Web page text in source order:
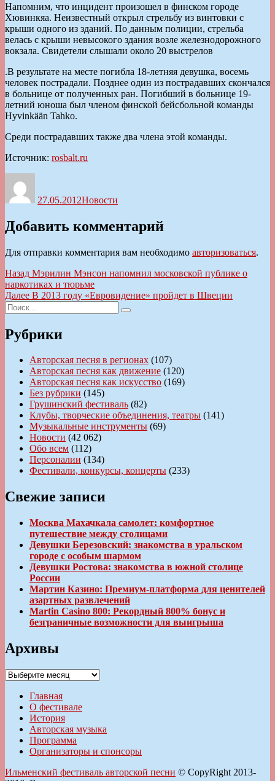
Напомним, что инцидент произошел в финском городе
Хювинкяа. Неизвестный открыл стрельбу из винтовки с
крыши одного из зданий. По данным полиции, стрельба
велась с крыши невысокого здания возле железнодорожного
вокзала. Свидетели слышали около 20 выстрелов
.В результате на месте погибла 18-летняя девушка, восемь
человек пострадали. Позднее один из пострадавших скончался
в больнице от полученных ран. Погибший в больнице 19-
летний юноша был членом финской бейсбольной команды
Hyvinkään Tahko.
Среди пострадавших также два члена этой команды.
Источник: rosbalt.ru
27.05.2012Новости
Добавить комментарий
Для отправки комментария вам необходимо авторизоваться.
Навигация
по
записям
Назад Предыдущая
запись:
Мэрилин Мэнсон напомнил московской публике о
наркотиках и тюрьме
Далее Следующая
В 2013 году «Евровидение» пройдет в Швеции
Искать:
Поиск
Рубрики
Авторская песня в регионах (107)
Авторская песня как движение (120)
Авторская песня как искусство (169)
Без рубрики (145)
Грушинский фестиваль (82)
Клубы, творческие объединения, театры (141)
Музыкальные инструменты (69)
Новости (42 062)
Обо всем (112)
Персоналии (134)
Фестивали, конкурсы, концерты (233)
Свежие записи
Москва Махачкала самолет: комфортное
путешествие между столицами
Девушки Березовский: знакомства в уральском
городе с особым шармом
Девушки Ростова: знакомства в южной столице
России
Мартин Казино: Премиум-платформа для ценителей
азартных развлечений
Martin Casino 800: Рекордный 800% бонус и
безграничные возможности для выигрыша
Архивы
Архивы
Главная
О фестивале
История
Авторская музыка
Программа
Организаторы и спонсоры
Ильменский фестиваль авторской песни © CopyRight 2013-